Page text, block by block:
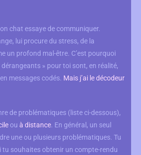
chat essaye de communiquer.
lui procure du stress, de la
un profond mal-être. C’est pourquoi
» pour toi sont, en réalité,
messages codés. Mais j’ai le décodeur
de problématiques (liste ci-dessous),
ou à distance. En général, un seul
une ou plusieurs problématiques. Tu
tu souhaites obtenir un compte-rendu